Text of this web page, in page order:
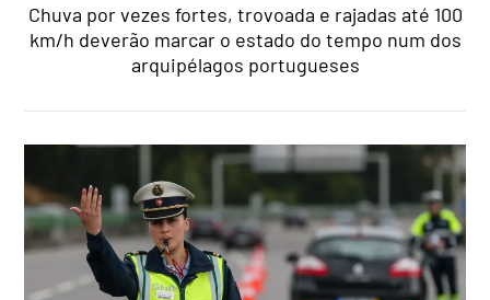
Chuva por vezes fortes, trovoada e rajadas até 100
km/h deverão marcar o estado do tempo num dos
arquipélagos portugueses